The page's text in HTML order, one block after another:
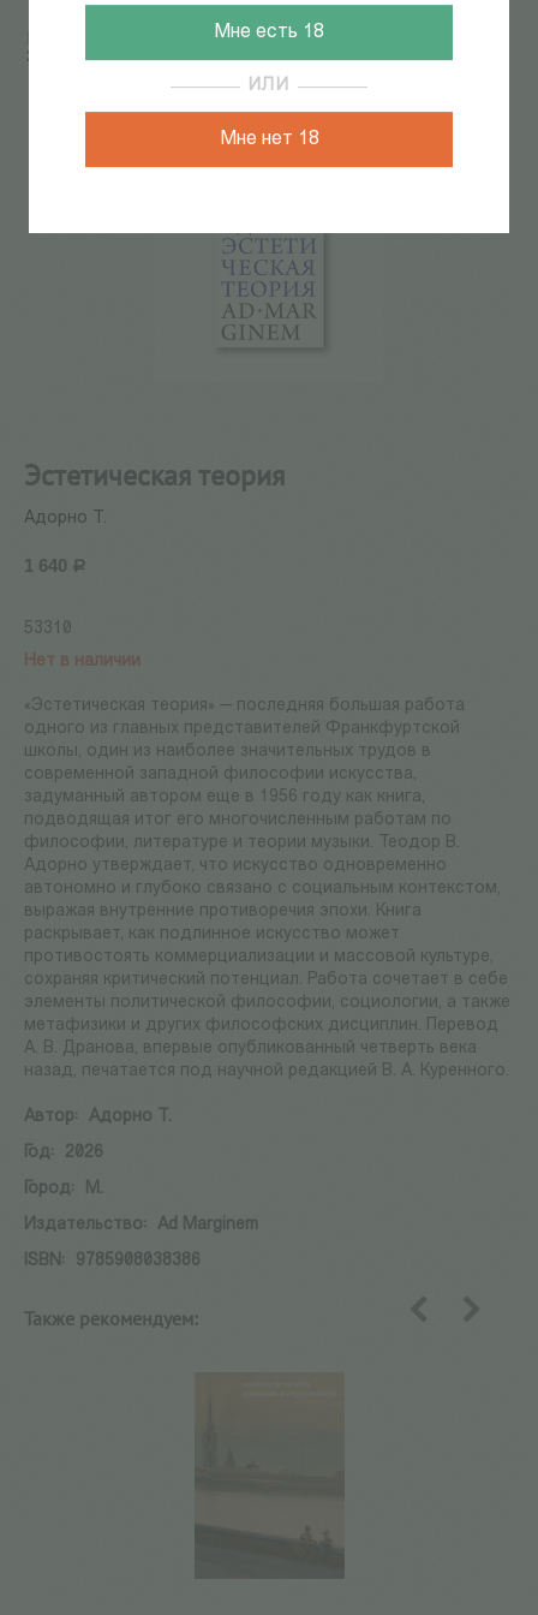
Мне есть 18
ИЛИ
Мне нет 18
КАТАЛОГ КНИГ / искусствоведение
Эстетическая теория
Эстетическая теория
Адорно Т.
1 640 Р
53310
Нет в наличии
«Эстетическая теория» — последняя большая работа
одного из главных представителей Франкфуртской
школы, один из наиболее значительных трудов в
современной западной философии искусства,
задуманный автором еще в 1956 году как книга,
подводящая итог его многочисленным работам по
философии, литературе и теории музыки. Теодор В.
Адорно утверждает, что искусство одновременно
автономно и глубоко связано с социальным контекстом,
выражая внутренние противоречия эпохи. Книга
раскрывает, как подлинное искусство может
противостоять коммерциализации и массовой культуре,
сохраняя критический потенциал. Работа сочетает в себе
элементы политической философии, социологии, а также
метафизики и других философских дисциплин. Перевод
А. В. Дранова, впервые опубликованный четверть века
назад, печатается под научной редакцией В. А. Куренного.
Автор:
Адорно Т.
Год:
2026
Город:
М.
Издательство:
Ad Marginem
ISBN:
9785908038386
Также рекомендуем: